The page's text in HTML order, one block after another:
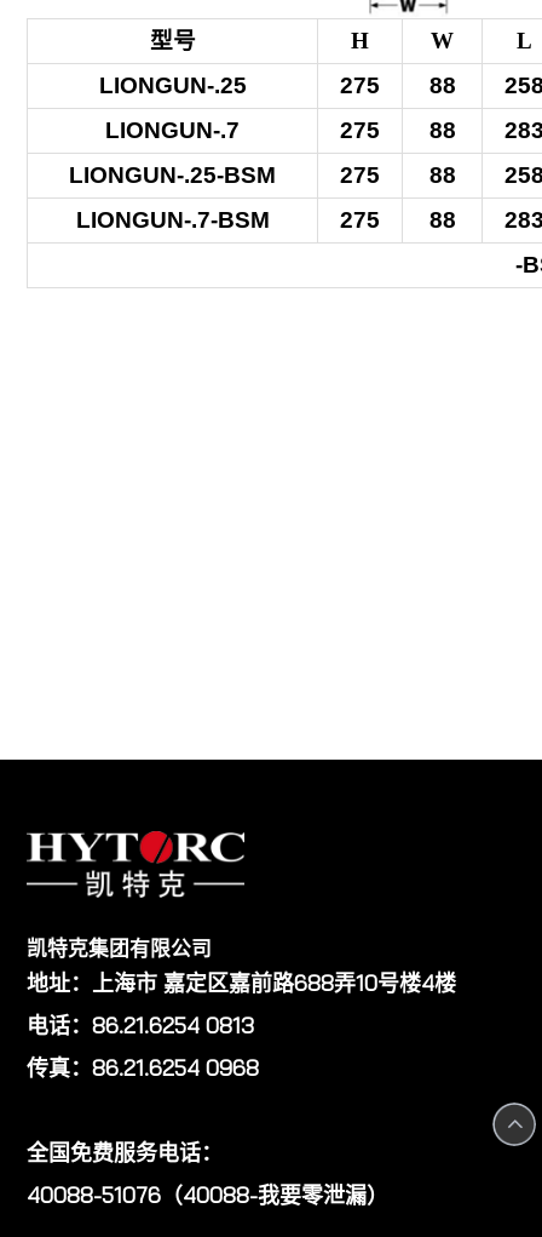
型号 H W
L
LIONGUN-.25
275 88
LIONGUN-.7
275 88
LIONGUN-.25-BSM
275 88
LIONGUN-.7-BSM
275 88
-
凯特克集团有限公司
地址：上海市 嘉定区嘉前路688弄10号楼4楼
电话：86.21.6254 0813
传真：86.21.6254 0968
全国免费服务电话：
40088-51076（40088-我要零泄漏）